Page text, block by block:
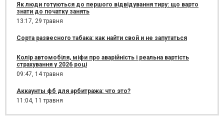
Як люди готуються до першого відвідування тиру: що варто
знати до початку занять
13:17, 29 травня
Сорта развесного табака: как найти свой и не запутаться
Колір автомобіля, міфи про аварійність і реальна вартість
страхування у 2026 році
09:47, 14 травня
Аккаунты фб для арбитража: что это?
11:04, 11 травня